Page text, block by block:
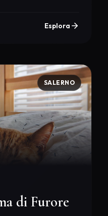
Esplora
SALERNO
di Furore